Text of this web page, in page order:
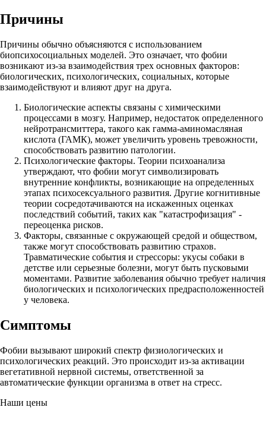
Причины
Причины обычно объясняются с использованием
биопсихосоциальных моделей. Это означает, что фобии
возникают из-за взаимодействия трех основных факторов:
биологических, психологических, социальных, которые
взаимодействуют и влияют друг на друга.
Биологические аспекты связаны с химическими
процессами в мозгу. Например, недостаток определенного
нейротрансмиттера, такого как гамма-аминомасляная
кислота (ГАМК), может увеличить уровень тревожности,
способствовать развитию патологии.
Психологические факторы. Теории психоанализа
утверждают, что фобии могут символизировать
внутренние конфликты, возникающие на определенных
этапах психосексуального развития. Другие когнитивные
теории сосредотачиваются на искаженных оценках
последствий событий, таких как "катастрофизация" -
переоценка рисков.
Факторы, связанные с окружающей средой и обществом,
также могут способствовать развитию страхов.
Травматические события и стрессоры: укусы собаки в
детстве или серьезные болезни, могут быть пусковыми
моментами. Развитие заболевания обычно требует наличия
биологических и психологических предрасположенностей
у человека.
Симптомы
Фобии вызывают широкий спектр физиологических и
психологических реакций. Это происходит из-за активации
вегетативной нервной системы, ответственной за
автоматические функции организма в ответ на стресс.
Наши цены